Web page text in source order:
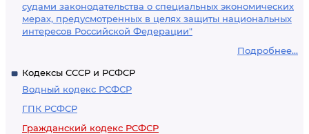
судами законодательства о специальных экономических
мерах, предусмотренных в целях защиты национальных
интересов Российской Федерации"
Подробнее...
Кодексы СССР и РСФСР
Водный кодекс РСФСР
ГПК РСФСР
Гражданский кодекс РСФСР